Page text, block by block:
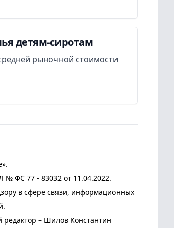
детям-сиротам
рыночной стоимости
№ ФС 77 - 83032 от 11.04.2022.
в сфере связи, информационных
– Шилов Константин